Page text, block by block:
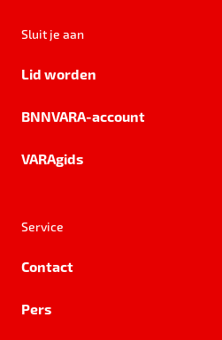
Sluit je aan
Lid worden
BNNVARA-account
VARAgids
Service
Contact
Pers